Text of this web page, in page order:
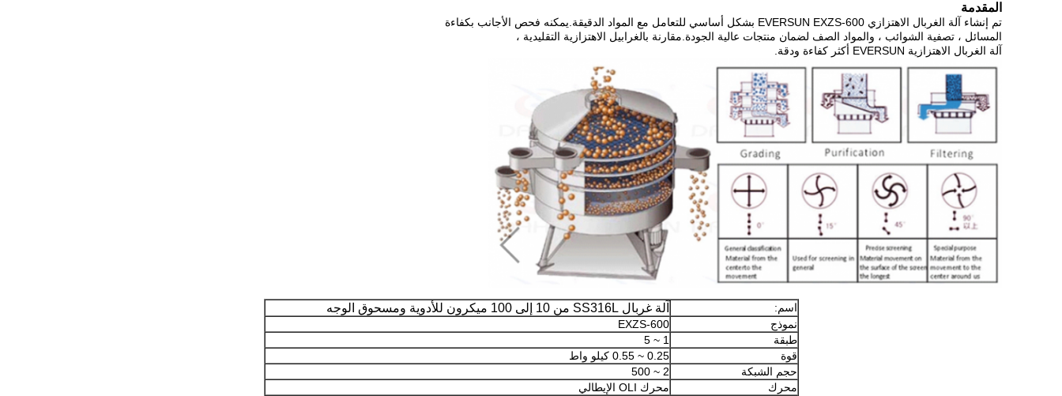
المقدمة
تم إنشاء آلة الغربال الاهتزازي EVERSUN EXZS-600 بشكل أساسي للتعامل مع المواد الدقيقة.يمكنه فحص الأجانب بكفاءة
المسائل ، تصفية الشوائب ، والمواد الصف لضمان منتجات عالية الجودة.مقارنة بالغرابيل الاهتزازية التقليدية ،
آلة الغربال الاهتزازية EVERSUN أكثر كفاءة ودقة.
اسم: آلة غربال SS316L من 10 إلى 100 ميكرون للأدوية ومسحوق الوجه
نموذج
EXZS-600
طبقة
1 ~ 5
قوة
0.25 ~ 0.55 كيلو واط
حجم الشبكة
2 ~ 500
محرك
محرك OLI الإيطالي